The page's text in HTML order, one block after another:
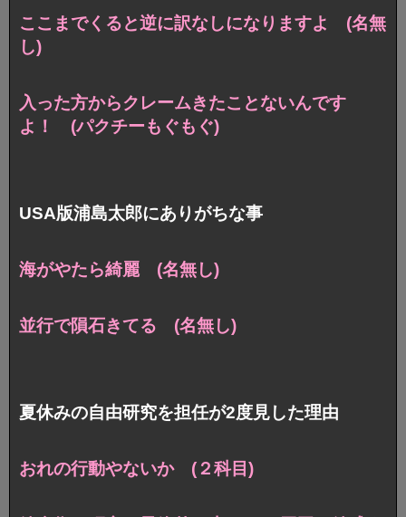
ここまでくると逆に訳なしになりますよ (名無
し)
入った方からクレームきたことないんです
よ！ (パクチーもぐもぐ)
USA版浦島太郎にありがちな事
海がやたら綺麗 (名無し)
並行で隕石きてる (名無し)
夏休みの自由研究を担任が2度見した理由
おれの行動やないか (２科目)